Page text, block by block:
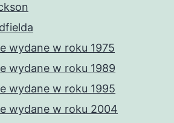
wydane w roku 1975
wydane w roku 1989
wydane w roku 1995
wydane w roku 2004